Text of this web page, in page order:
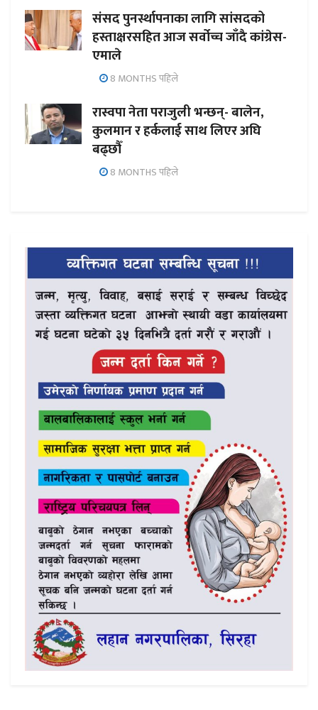
संसद पुनर्स्थापनाका लागि सांसदको
हस्ताक्षरसहित आज सर्वोच्च जाँदै कांग्रेस-
एमाले
8 MONTHS पहिले
रास्वपा नेता पराजुली भन्छन्- बालेन,
कुलमान र हर्कलाई साथ लिएर अघि
बढ्छौँ
8 MONTHS पहिले